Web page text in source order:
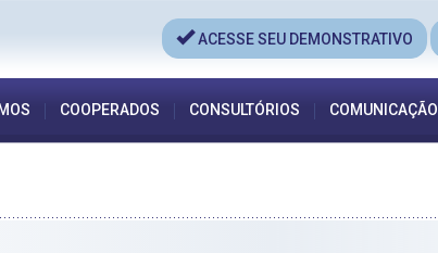
ACESSE SEU DEMONSTRATIVO
COOPERADOS CONSULTÓRIOS COMUNICAÇÃO